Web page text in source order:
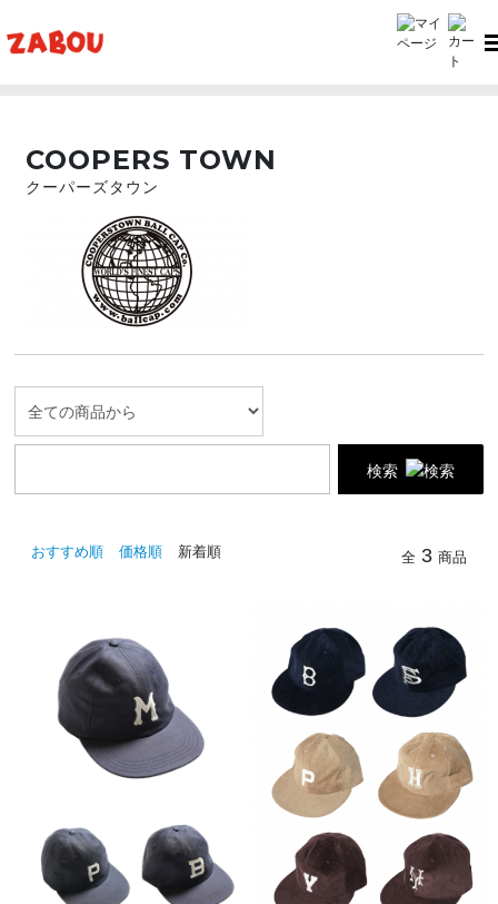
COOPERS TOWN
クーパーズタウン
検索
おすすめ順 価格順 新着順 全 3 商品